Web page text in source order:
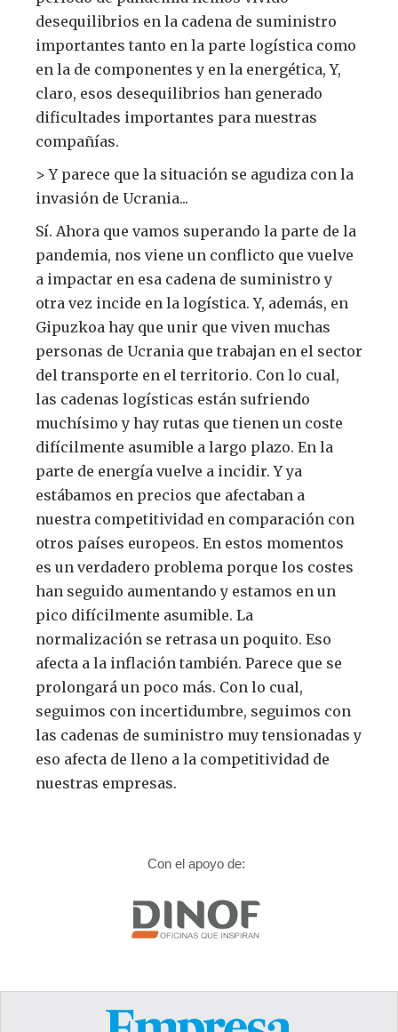
desequilibrios en la cadena de suministro
importantes tanto en la parte logística como
en la de componentes y en la energética, Y,
claro, esos desequilibrios han generado
dificultades importantes para nuestras
compañías.
> Y parece que la situación se agudiza con la
invasión de Ucrania...
Sí. Ahora que vamos superando la parte de la
pandemia, nos viene un conflicto que vuelve
a impactar en esa cadena de suministro y
otra vez incide en la logística. Y, además, en
Gipuzkoa hay que unir que viven muchas
personas de Ucrania que trabajan en el sector
del transporte en el territorio. Con lo cual,
las cadenas logísticas están sufriendo
muchísimo y hay rutas que tienen un coste
difícilmente asumible a largo plazo. En la
parte de energía vuelve a incidir. Y ya
estábamos en precios que afectaban a
nuestra competitividad en comparación con
otros países europeos. En estos momentos
es un verdadero problema porque los costes
han seguido aumentando y estamos en un
pico difícilmente asumible. La
normalización se retrasa un poquito. Eso
afecta a la inflación también. Parece que se
prolongará un poco más. Con lo cual,
seguimos con incertidumbre, seguimos con
las cadenas de suministro muy tensionadas y
eso afecta de lleno a la competitividad de
nuestras empresas.
Con el apoyo de: